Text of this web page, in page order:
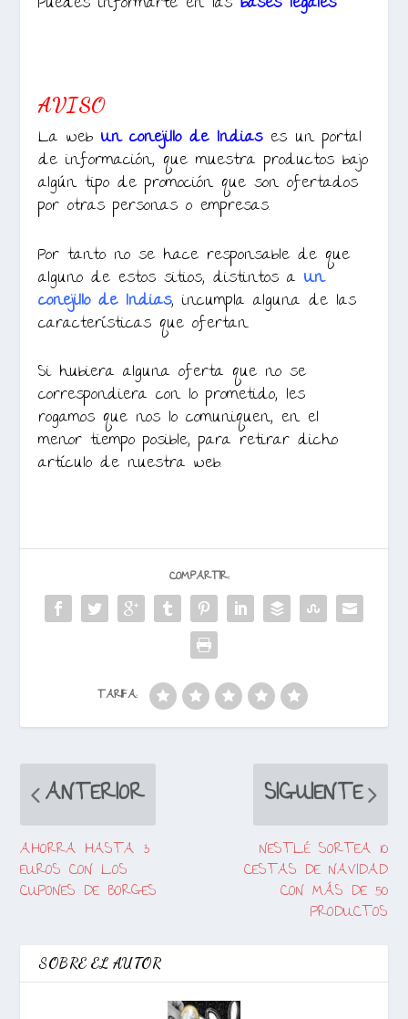
AVISO
La webUn conejillo de Indias es un portal
de información, que muestra productos bajo
algún tipo de promoción que son ofertados
por otras personas o empresas.
Por tanto no se hace responsable de que
alguno de estos sitios, distintos aUn
conejillo de Indias, incumpla alguna de las
características que ofertan.
Si hubiera alguna oferta que no se
correspondiera con lo prometido, les
rogamos que nos lo comuniquen, en el
menor tiempo posible, para retirar dicho
artículo de nuestra web.
COMPARTIR:
TARIFA:
ANTERIOR
AHORRA HASTA 3
EUROS CON LOS
CUPONES DE BORGES
SIGUIENTE
NESTLÉ SORTEA 10
CESTAS DE NAVIDAD
CON MÁS DE 50
PRODUCTOS
SOBRE EL AUTOR